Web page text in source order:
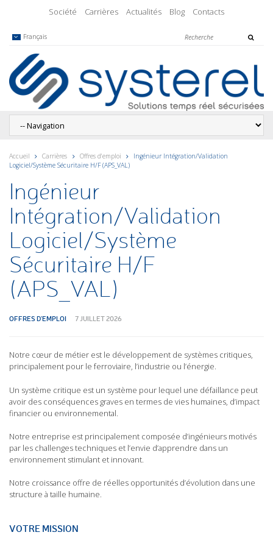
Société Carrières Actualités Blog Contacts
Français
Accueil Carrières Offres d'emploi
Ingénieur Intégration/Validation
Logiciel/Système Sécuritaire H/F (APS_VAL)
Ingénieur
Intégration/Validation
Logiciel/Système
Sécuritaire H/F
(APS_VAL)
OFFRES D'EMPLOI 7 JUILLET 2026
Notre cœur de métier est le développement de systèmes critiques,
principalement pour le ferroviaire, l’industrie ou l’énergie.
Un système critique est un système pour lequel une défaillance peut
avoir des conséquences graves en termes de vies humaines, d’impact
financier ou environnemental.
Notre entreprise est principalement composée d’ingénieurs motivés
par les challenges techniques et l’envie d’apprendre dans un
environnement stimulant et innovant.
Notre croissance offre de réelles opportunités d’évolution dans une
structure à taille humaine.
VOTRE MISSION